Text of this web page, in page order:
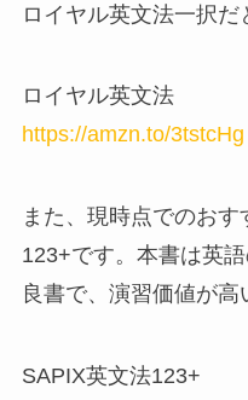
ロイヤル英文法一択だ
ロイヤル英文法
https://amzn.to/3tstcHg
また、現時点でのお
123+です。本書は英
良書で、演習価値が高
SAPIX英文法123+